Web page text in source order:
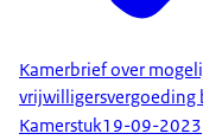
Kamerbrief over
Kamerstuk19-09-2023